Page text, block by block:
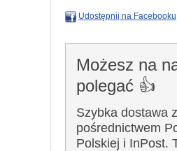
Udostępnij na Facebooku
Możesz na
polegać 👍
Szybka dostawa
pośrednictwem
Polskiej i InPost.